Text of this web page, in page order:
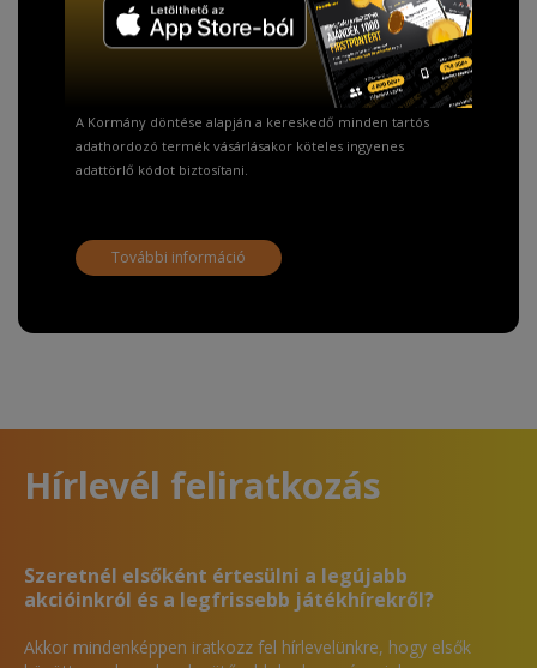
Fizetésnél kérje az ingyenes adattörlő kódot
adatainak biztonsága érdekében!
A Kormány döntése alapján a kereskedő minden tartós
adathordozó termék vásárlásakor köteles ingyenes
adattörlő kódot biztosítani.
További információ
Hírlevél feliratkozás
Szeretnél elsőként értesülni a legújabb
akcióinkról és a legfrissebb játékhírekről?
Akkor mindenképpen iratkozz fel hírlevelünkre, hogy elsők